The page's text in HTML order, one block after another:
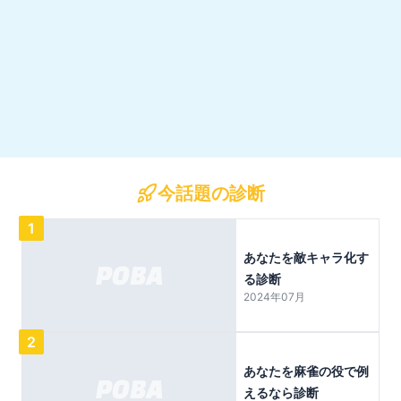
今話題の診断
1
あなたを敵キャラ化す
る診断
2024年07月
2
あなたを麻雀の役で例
えるなら診断